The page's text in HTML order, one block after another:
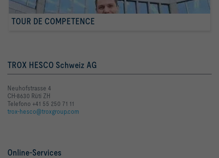
TOUR DE COMPETENCE
TROX HESCO Schweiz AG
Neuhofstrasse 4
CH-8630 Rüti ZH
Telefono +41 55 250 71 11
trox-hesco@troxgroup.com
Online-Services